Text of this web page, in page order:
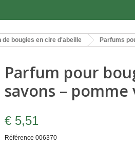
de bougies en cire d'abeille Parfums
Parfum pour
savons –
€ 5,51
Référence 006370